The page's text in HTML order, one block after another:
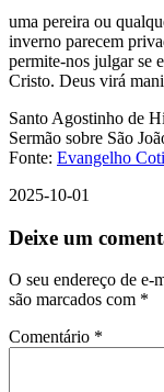
uma pereira ou
inverno parecem
permite-nos julgar se
Cristo. Deus virá
Santo Agostinho de
Sermão sobre São
Fonte: Evangelho
2025-10-01
Deixe um
O seu endereço de e-
são marcados com *
Comentário *